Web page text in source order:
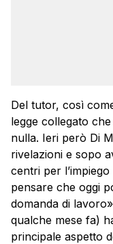
Del tutor, così
legge collegato
nulla. Ieri però Di
rivelazioni e sopo
centri per
pensare che oggi
domanda di
qualche mese fa)
principale aspetto